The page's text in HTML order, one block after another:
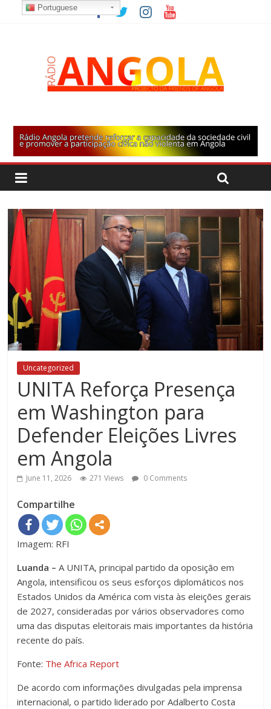
Uncategorized
UNITA Reforça Presença
em Washington para
Defender Eleições Livres
em Angola
June 11, 2026 271 Views 0 Comments
Compartilhe
Imagem: RFI
Luanda – A UNITA, principal partido da oposição em
Angola, intensificou os seus esforços diplomáticos nos
Estados Unidos da América com vista às eleições gerais
de 2027, consideradas por vários observadores como
uma das disputas eleitorais mais importantes da história
recente do país.
Fonte: The Africa Report
De acordo com informações divulgadas pela imprensa
internacional, o partido liderado por Adalberto Costa
Portuguese